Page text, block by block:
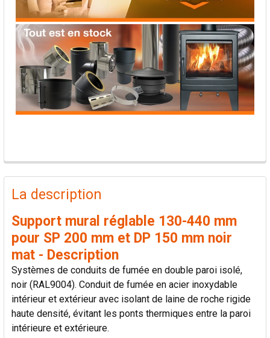
PRODUITS
FRÉQUEMMENT
ACHETÉS
TOUT
SÉLECTIONNER
AJOUTER
LA
SÉLECTION
AU PANIER
La description
Support mural réglable 130-440 mm
pour SP 200 mm et DP 150 mm noir
mat - Description
Systèmes de conduits de fumée en double paroi isolé,
noir (RAL9004). Conduit de fumée en acier inoxydable
intérieur et extérieur avec isolant de laine de roche rigide
haute densité, évitant les ponts thermiques entre la paroi
intérieure et extérieure.